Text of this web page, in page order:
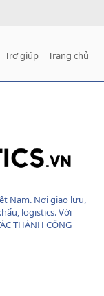
Trợ giúp Trang chủ
Nam. Nơi giao lưu,
logistics. Với
THÀNH CÔNG